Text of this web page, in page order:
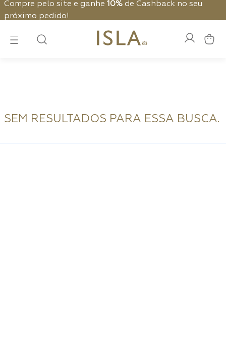
Compre pelo site e ganhe 10% de Cashback no seu
próximo pedido!
SEM RESULTADOS PARA ESSA BUSCA.